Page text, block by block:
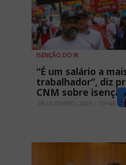
ISENÇÃO DO IR
“É um salário a
trabalhador”, diz
CNM sobre
06 OUTUBRO, 2025 - 15H46